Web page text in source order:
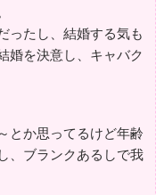
ったし、結婚する気も
婚を決意し、キャバク
とか思ってるけど年齢
、ブランクあるしで我